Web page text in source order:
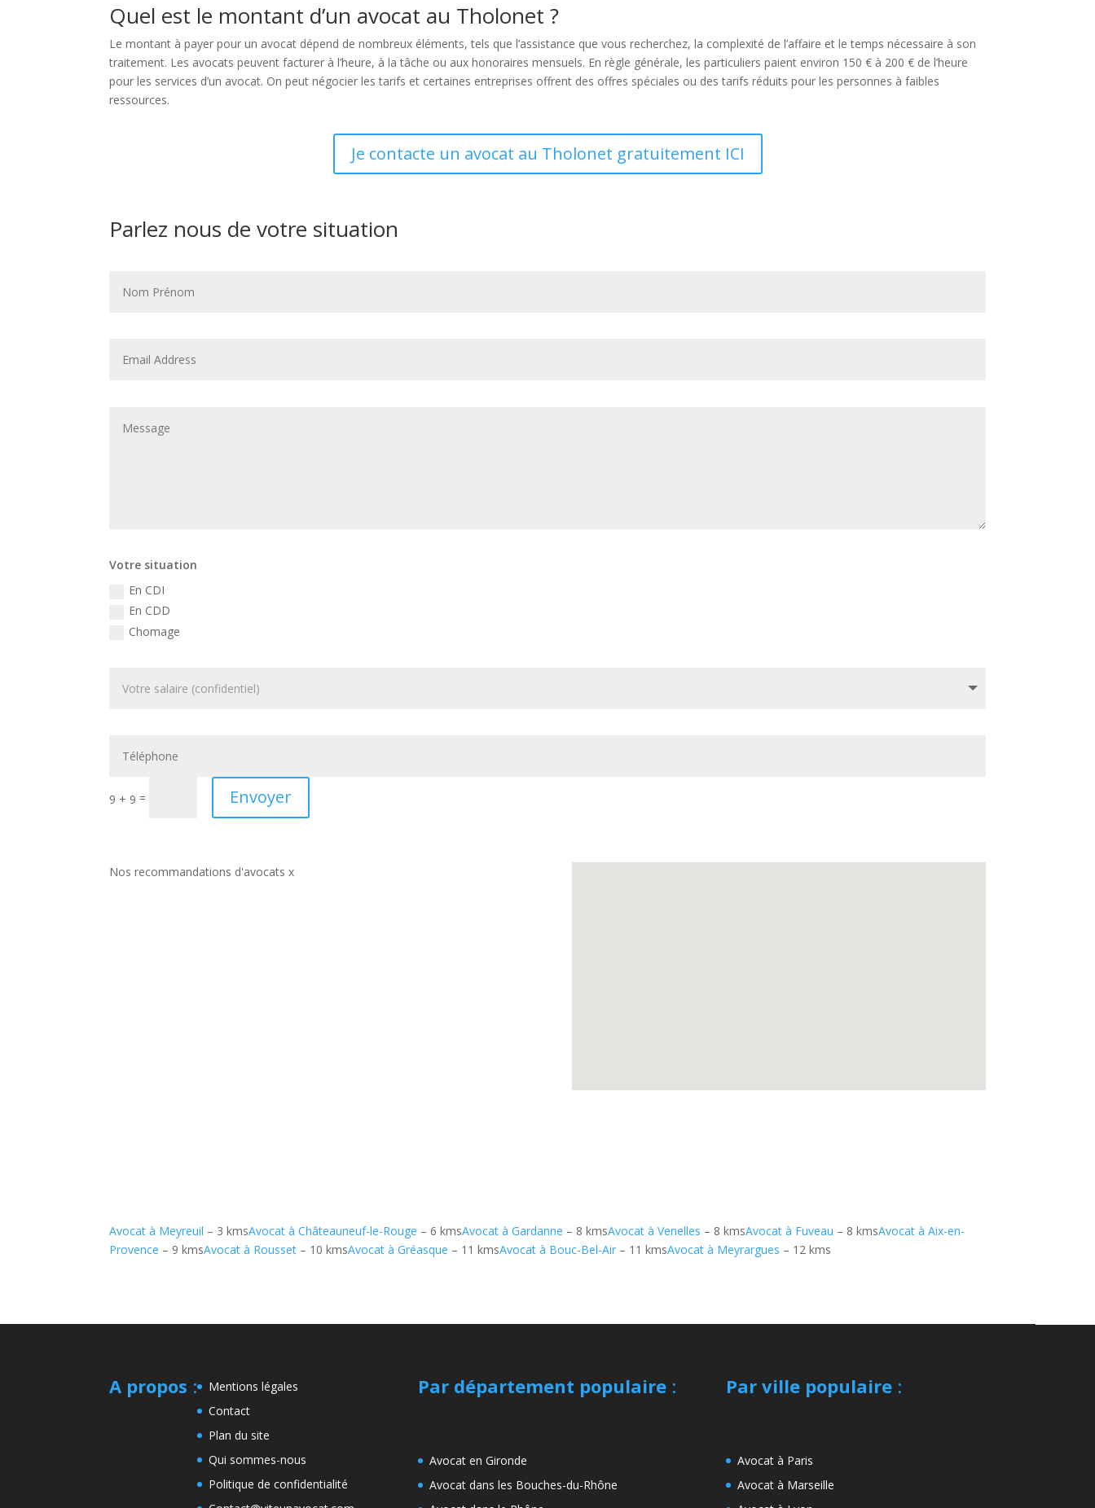
Quel est le montant d’un avocat au Tholonet ?
Le montant à payer pour un avocat dépend de nombreux éléments, tels que l’assistance que vous recherchez, la complexité de l’affaire et le temps nécessaire à son
traitement. Les avocats peuvent facturer à l’heure, à la tâche ou aux honoraires mensuels. En règle générale, les particuliers paient environ 150 € à 200 € de l’heure
pour les services d’un avocat. On peut négocier les tarifs et certaines entreprises offrent des offres spéciales ou des tarifs réduits pour les personnes à faibles
ressources.
Je contacte un avocat au Tholonet gratuitement ICI
Parlez nous de votre situation
Votre situation
En CDI
En CDD
Chomage
9 + 9 = Envoyer
Nos recommandations d'avocats x
Avocat à Meyreuil – 3 kmsAvocat à Châteauneuf-le-Rouge – 6 kmsAvocat à Gardanne – 8 kmsAvocat à Venelles – 8 kmsAvocat à Fuveau – 8 kmsAvocat à Aix-en-
Provence – 9 kmsAvocat à Rousset – 10 kmsAvocat à Gréasque – 11 kmsAvocat à Bouc-Bel-Air – 11 kmsAvocat à Meyrargues – 12 kms
A propos :
Mentions légales
Contact
Plan du site
Qui sommes-nous
Politique de confidentialité
Par département populaire:
Avocat en Gironde
Avocat dans les Bouches-du-Rhône
Par ville populaire:
Avocat à Paris
Avocat à Marseille